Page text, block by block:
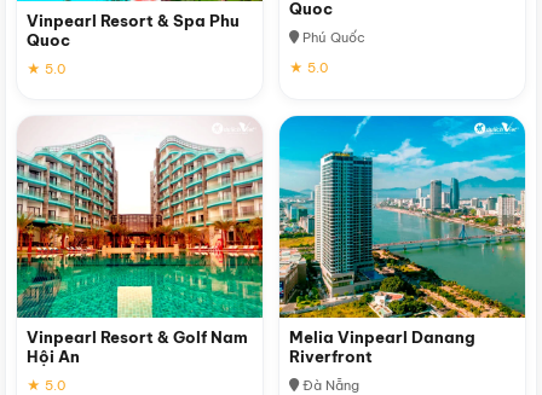
Vinpearl Resort & Spa Phu
Quoc
★ 5.0
Quoc
Phú Quốc
★ 5.0
Vinpearl Resort & Golf Nam
Hội An
★ 5.0
Melia Vinpearl Danang
Riverfront
Đà Nẵng